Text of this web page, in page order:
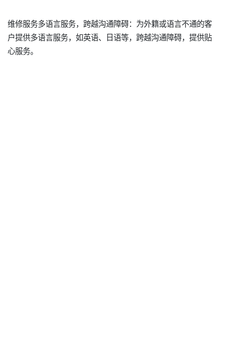
维修服务多语言服务，跨越沟通障碍：为外籍或语言不通的客
户提供多语言服务，如英语、日语等，跨越沟通障碍，提供贴
心服务。